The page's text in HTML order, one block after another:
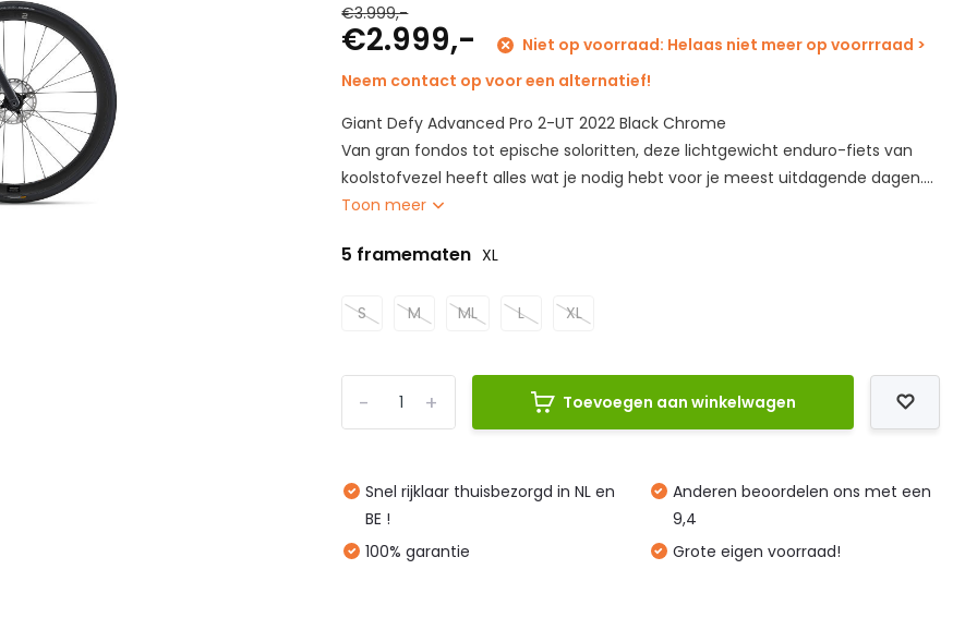
€3.999,-
€2.999,-
Niet op voorraad: Helaas niet meer op voorrraad >
Neem contact op voor een alternatief!
Giant Defy Advanced Pro 2-UT 2022 Black Chrome
Van gran fondos tot epische soloritten, deze lichtgewicht enduro-fiets van
koolstofvezel heeft alles wat je nodig hebt voor je meest uitdagende dagen....
Toon meer
5 framematen XL
S M ML L XL
+
- Toevoegen aan winkelwagen
Snel rijklaar thuisbezorgd in NL en
BE !
100% garantie
Anderen beoordelen ons met een
9,4
Grote eigen voorraad!